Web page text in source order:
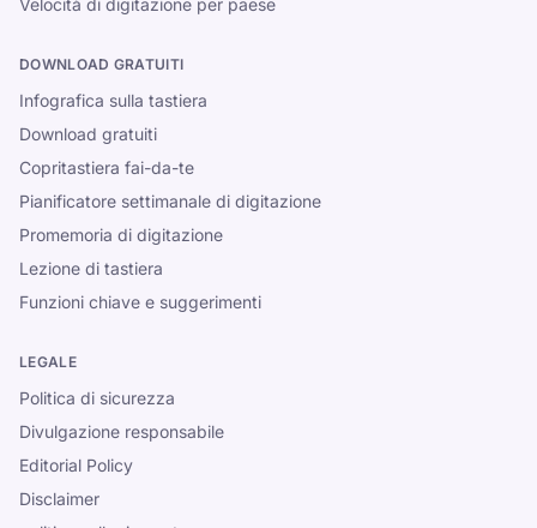
Velocità di digitazione per paese
DOWNLOAD GRATUITI
Infografica sulla tastiera
Download gratuiti
Copritastiera fai-da-te
Pianificatore settimanale di digitazione
Promemoria di digitazione
Lezione di tastiera
Funzioni chiave e suggerimenti
LEGALE
Politica di sicurezza
Divulgazione responsabile
Editorial Policy
Disclaimer